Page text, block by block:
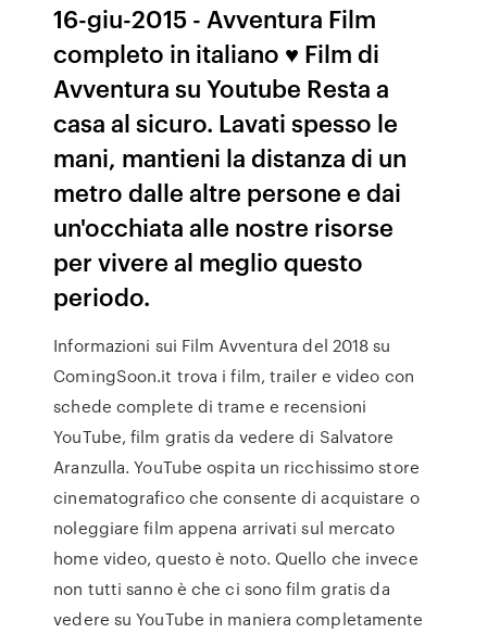
16-giu-2015 - Avventura Film
completo in italiano ♥ Film di
Avventura su Youtube Resta a
casa al sicuro. Lavati spesso le
mani, mantieni la distanza di un
metro dalle altre persone e dai
un'occhiata alle nostre risorse
per vivere al meglio questo
periodo.
Informazioni sui Film Avventura del 2018 su
ComingSoon.it trova i film, trailer e video con
schede complete di trame e recensioni
YouTube, film gratis da vedere di Salvatore
Aranzulla. YouTube ospita un ricchissimo store
cinematografico che consente di acquistare o
noleggiare film appena arrivati sul mercato
home video, questo è noto. Quello che invece
non tutti sanno è che ci sono film gratis da
vedere su YouTube in maniera completamente